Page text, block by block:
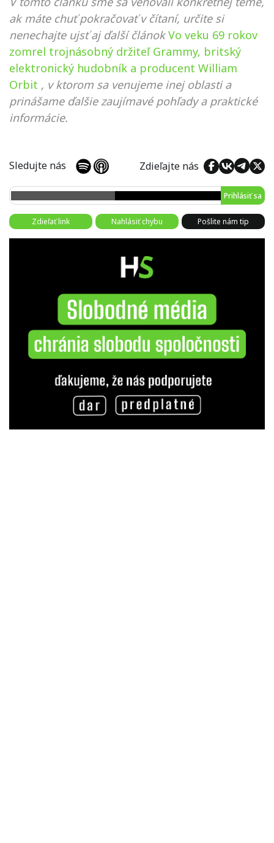
ak máte chuť pokračovať v čítaní, určite si
nenechajte ujsť aj ďalší článok Vo veku 69 rokov
zomrel trojnásobný držiteľ Grammy, britský
elektronický hudobník a producent William
Orbit , v ktorom sa venujeme inej oblasti a
prinášame ďalšie zaujímavé pohľady a praktické
informácie.
Sledujte nás Zdieľajte nás
Prihlásiť sa
Zdieľať link Nahlásiť chybu Pošlite nám tip